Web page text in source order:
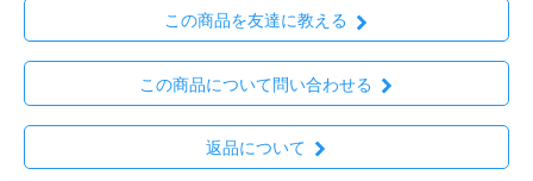
この商品を友達に教える
この商品について問い合わせる
返品について